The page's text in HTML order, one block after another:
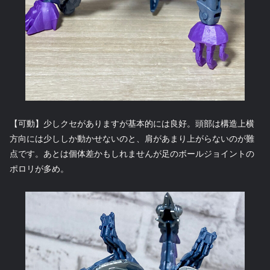
【可動】少しクセがありますが基本的には良好。頭部は構造上横
方向には少ししか動かせないのと、肩があまり上がらないのが難
点です。あとは個体差かもしれませんが足のボールジョイントの
ポロリが多め。